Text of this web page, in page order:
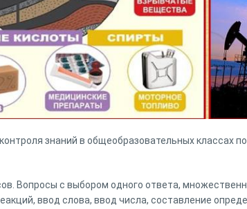
знаний в общеобразовательных классах
Вопросы с выбором одного ответа,
ввод слова, ввод числа, составление